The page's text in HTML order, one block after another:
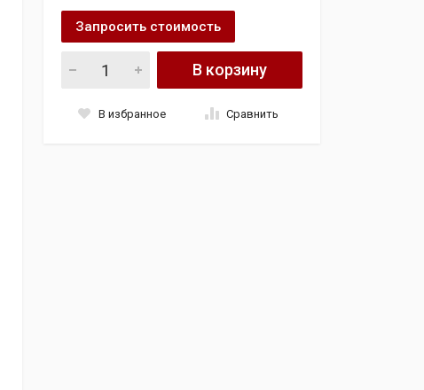
Запросить стоимость
AUDI Q7 QUATTRO 2022год, 5.5 TFSI в полной
В корзину
В избранное Сравнить